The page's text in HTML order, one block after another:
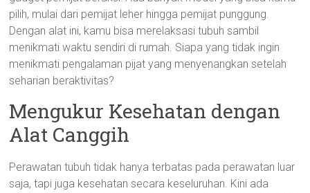
pilih, mulai dari pemijat leher hingga pemijat punggung.
Dengan alat ini, kamu bisa merelaksasi tubuh sambil
menikmati waktu sendiri di rumah. Siapa yang tidak ingin
menikmati pengalaman pijat yang menyenangkan setelah
seharian beraktivitas?
Mengukur Kesehatan dengan
Alat Canggih
Perawatan tubuh tidak hanya terbatas pada perawatan luar
saja, tapi juga kesehatan secara keseluruhan. Kini ada